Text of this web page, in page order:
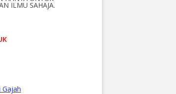
ILMU SAHAJA.
Gajah